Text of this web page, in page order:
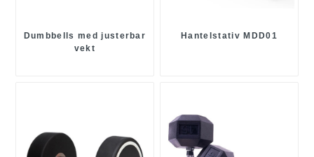
Dumbbells med justerbar
vekt
Hantelstativ MDD01